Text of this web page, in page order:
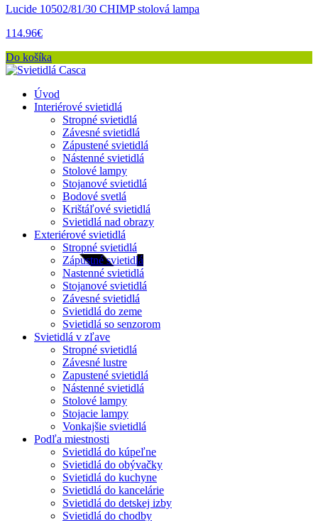
Lucide 10502/81/30 CHIMP stolová lampa
114.96€
Do košíka
Úvod
Interiérové svietidlá
Stropné svietidlá
Závesné svietidlá
Zápustené svietidlá
Nástenné svietidlá
Stolové lampy
Stojanové svietidlá
Bodové svetlá
Krištáľové svietidlá
Svietidlá nad obrazy
Exteriérové svietidlá
Stropné svietidlá
Zápustné svietidlá
Nastenné svietidlá
Stojanové svietidlá
Závesné svietidlá
Svietidlá do zeme
Svietidlá so senzorom
Svietidlá v zľave
Stropné svietidlá
Závesné lustre
Zapustené svietidlá
Nástenné svietidlá
Stolové lampy
Stojacie lampy
Vonkajšie svietidlá
Podľa miestnosti
Svietidlá do kúpeľne
Svietidlá do obývačky
Svietidlá do kuchyne
Svietidlá do kancelárie
Svietidlá do detskej izby
Svietidlá do chodby